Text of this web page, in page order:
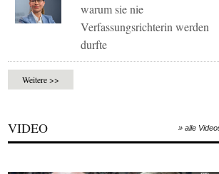
warum sie nie
Verfassungsrichterin werden
durfte
Weitere >>
VIDEO » alle